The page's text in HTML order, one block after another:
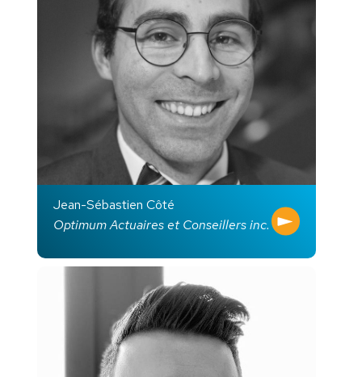
Jean-Sébastien Côté
Optimum Actuaires et Conseillers inc.